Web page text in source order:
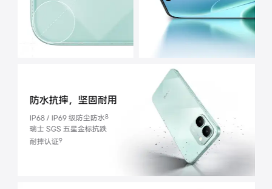
防水抗摔，坚固耐用
IP68 / IP69 级防尘防水8
瑞士 SGS 五星金标抗跌
耐摔认证9